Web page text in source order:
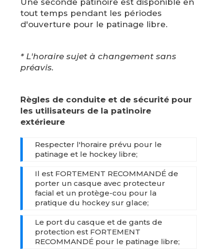
tout temps pendant les périodes
d'ouverture pour le patinage libre.
* L'horaire sujet à changement sans
préavis.
Règles de conduite et de sécurité pour
les utilisateurs de la patinoire
extérieure
Respecter l'horaire prévu pour le
patinage et le hockey libre;
Il est FORTEMENT RECOMMANDÉ de
porter un casque avec protecteur
facial et un protège-cou pour la
pratique du hockey sur glace;
Le port du casque et de gants de
protection est FORTEMENT
RECOMMANDÉ pour le patinage libre;